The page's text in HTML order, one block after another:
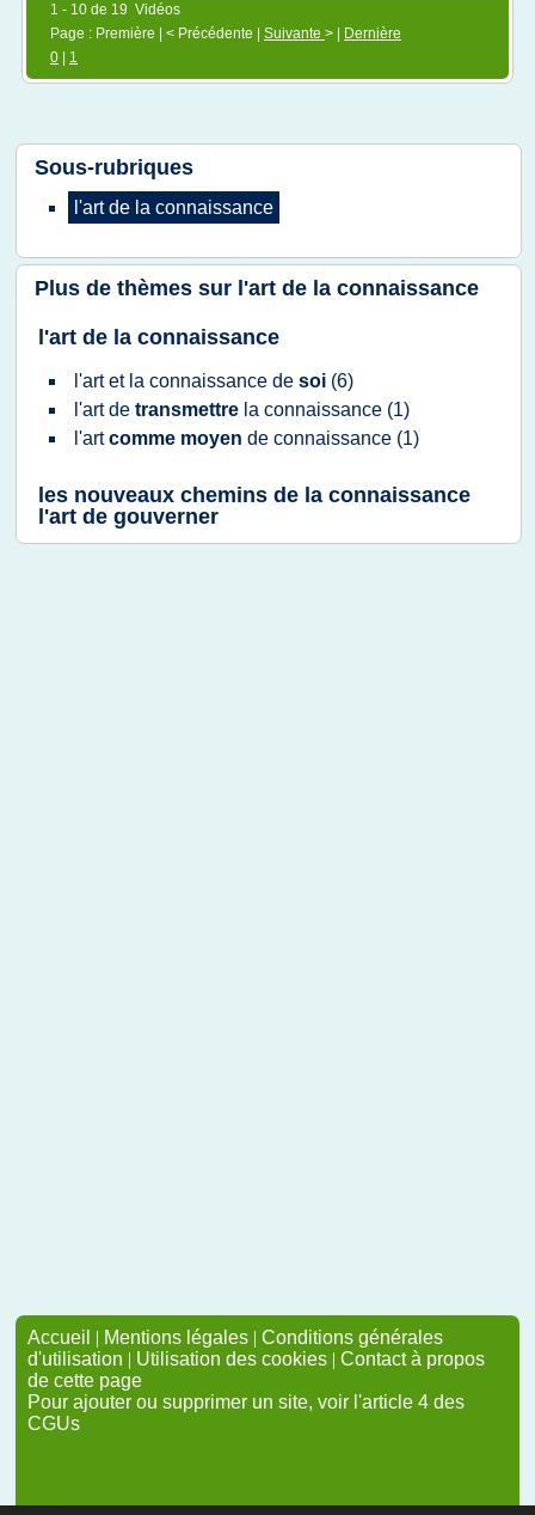
1 - 10 de 19 Vidéos
Page : Première | < Précédente | Suivante > |
Dernière
0
1
Sous-rubriques
l'artde la connaissance
Plus de thèmes sur l'art de la connaissance
l'art de la connaissance
l'artet la connaissance de soi (6)
l'artde transmettre la connaissance (1)
l'artcomme moyen de connaissance (1)
les nouveaux chemins de la connaissance
l'art de gouverner
Accueil | Mentions légales | Conditions générales
d'utilisation | Utilisation des cookies | Contact à propos
de cette page
Pour ajouter ou supprimer un site, voir l'article 4 des
CGUs